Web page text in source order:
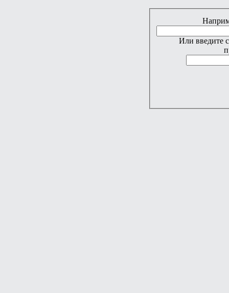
Или введите